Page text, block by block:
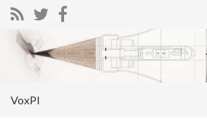
Search for:
VoxPI